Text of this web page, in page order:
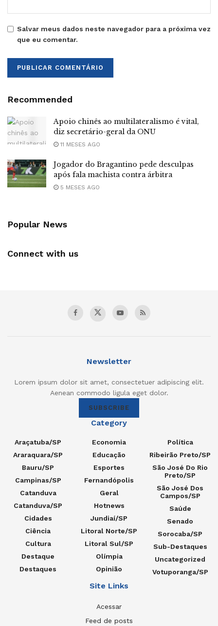
Salvar meus dados neste navegador para a próxima vez
que eu comentar.
Recommended
Apoio chinês ao multilateralismo é vital,
diz secretário-geral da ONU
11 MESES AGO
Jogador do Bragantino pede desculpas
após fala machista contra árbitra
5 MESES AGO
Popular News
Connect with us
Newsletter
Lorem ipsum dolor sit amet, consectetuer adipiscing elit.
Aenean commodo ligula eget dolor.
SUBSCRIBE
Category
Araçatuba/SP
Araraquara/SP
Bauru/SP
Campinas/SP
Catanduva
Catanduva/SP
Cidades
Ciência
Cultura
Destaque
Destaques
Economia
Educação
Esportes
Fernandópolis
Geral
Hotnews
Jundiaí/SP
Litoral Norte/SP
Litoral Sul/SP
Olímpia
Opinião
Política
Ribeirão Preto/SP
São José Do Rio
Preto/SP
São José Dos
Campos/SP
Saúde
Senado
Sorocaba/SP
Sub-Destaques
Uncategorized
Votuporanga/SP
Site Links
Acessar
Feed de posts